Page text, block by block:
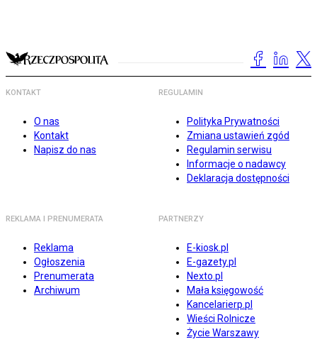
KONTAKT
O nas
Kontakt
Napisz do nas
REGULAMIN
Polityka Prywatności
Zmiana ustawień zgód
Regulamin serwisu
Informacje o nadawcy
Deklaracja dostępności
REKLAMA I PRENUMERATA
Reklama
Ogłoszenia
Prenumerata
Archiwum
PARTNERZY
E-kiosk.pl
E-gazety.pl
Nexto.pl
Mała księgowość
Kancelarierp.pl
Wieści Rolnicze
Życie Warszawy